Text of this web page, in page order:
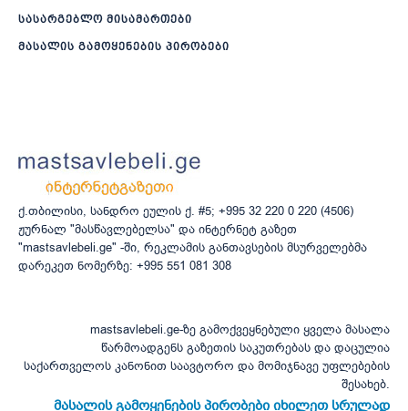
სასარგებლო მისამართები
მასალის გამოყენების პირობები
ქ.თბილისი, სანდრო ეულის ქ. #5; +995 32 220 0 220 (4506)
ჟურნალ "მასწავლებელსა" და ინტერნეტ გაზეთ
"mastsavlebeli.ge" -ში, რეკლამის განთავსების მსურველებმა
დარეკეთ ნომერზე: +995 551 081 308
mastsavlebeli.ge-ზე გამოქვეყნებული ყველა მასალა
წარმოადგენს გაზეთის საკუთრებას და დაცულია
საქართველოს კანონით საავტორო და მომიჯნავე უფლებების
შესახებ.
მასალის გამოყენების პირობები იხილეთ სრულად